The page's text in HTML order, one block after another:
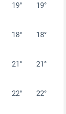
19° 19°
18° 18°
21° 21°
22° 22°